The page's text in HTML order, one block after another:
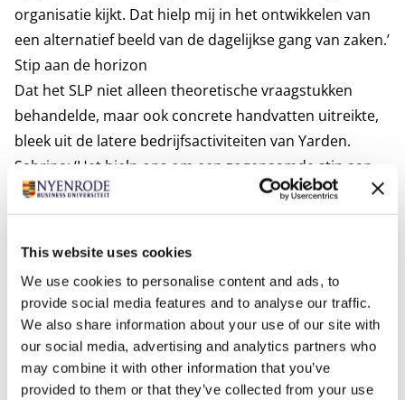
This website uses cookies
We use cookies to personalise content and ads, to
provide social media features and to analyse our traffic.
We also share information about your use of our site with
our social media, advertising and analytics partners who
may combine it with other information that you’ve
provided to them or that they’ve collected from your use
organisatie kijkt. Dat hielp mij in het ontwikkelen van
een alternatief beeld van de dagelijkse gang van zaken.’
Stip aan de horizon
Dat het SLP niet alleen theoretische vraagstukken
behandelde, maar ook concrete handvatten uitreikte,
bleek uit de latere bedrijfsactiviteiten van Yarden.
Sabrina: ‘Het hielp ons om een zogenaamde stip aan
de horizon te zetten. Om een voorbeeld te geven – ik
ben verantwoordelijk voor de panden waarin onze
crematoria zijn gehuisvest. Dankzij de ervaringen
effectief kunnen bepalen wat we doen met een
overschot aan vierkante meters in deze gebouwen. We
weten die ruimte nu multifunctioneel in te zetten.’
Sparren met gelijkgestemden
Wat haar eveneens in positieve zin is bijgebleven, is het